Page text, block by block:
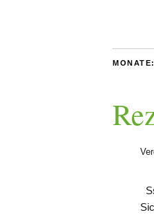
MONATE: